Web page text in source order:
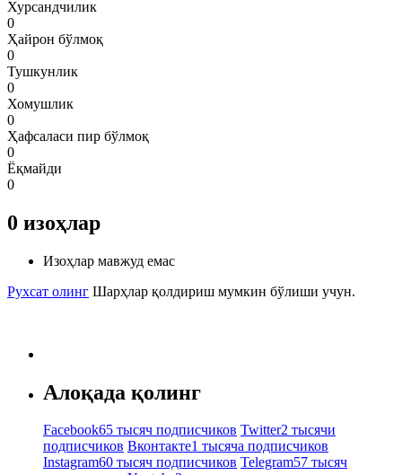
Хурсандчилик
0
Ҳайрон бўлмоқ
0
Тушкунлик
0
Хомушлик
0
Ҳафсаласи пир бўлмоқ
0
Ёқмайди
0
0 изоҳлар
Изоҳлар мавжуд емас
Рухсат олинг Шарҳлар қолдириш мумкин бўлиши учун.
Алоқада қолинг
Facebook65 тысяч подписчиков Twitter2 тысячи
подписчиков Вконтакте1 тысяча подписчиков
Instagram60 тысяч подписчиков Telegram57 тысяч